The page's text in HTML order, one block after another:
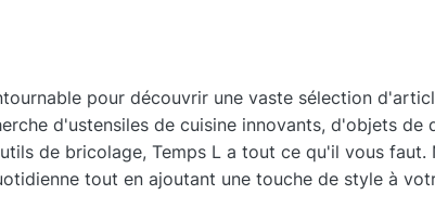
pour découvrir une vaste sélection
d'ustensiles de cuisine innovants, d'objets
de bricolage, Temps L a tout ce qu'il vous
tout en ajoutant une touche de style à